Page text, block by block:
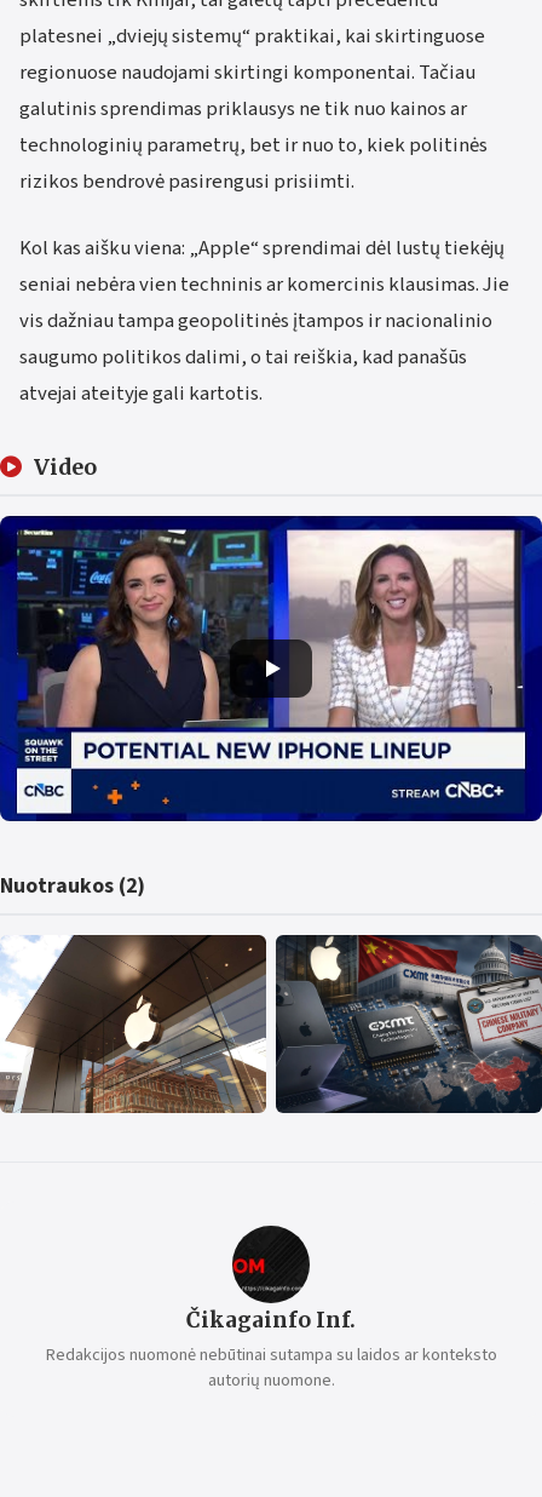
platesnei „dviejų sistemų“ praktikai, kai skirtinguose
regionuose naudojami skirtingi komponentai. Tačiau
galutinis sprendimas priklausys ne tik nuo kainos ar
technologinių parametrų, bet ir nuo to, kiek politinės
rizikos bendrovė pasirengusi prisiimti.
Kol kas aišku viena: „Apple“ sprendimai dėl lustų tiekėjų
seniai nebėra vien techninis ar komercinis klausimas. Jie
vis dažniau tampa geopolitinės įtampos ir nacionalinio
saugumo politikos dalimi, o tai reiškia, kad panašūs
atvejai ateityje gali kartotis.
Video
Nuotraukos (2)
Čikagainfo Inf.
Redakcijos nuomonė nebūtinai sutampa su laidos ar konteksto
autorių nuomone.